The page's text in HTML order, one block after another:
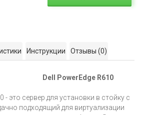
Инструкции Отзывы (0)
R610
это сервер для установки в стойку с
подходящий для виртуализации